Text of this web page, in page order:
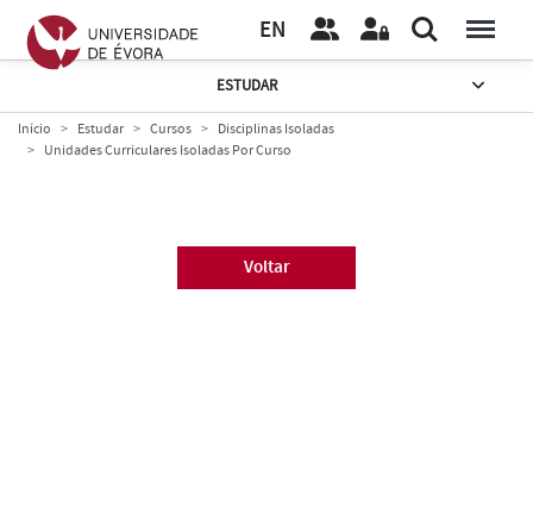
EN
ESTUDAR
Início Estudar Cursos
Disciplinas Isoladas
Unidades Curriculares Isoladas Por Curso
Voltar